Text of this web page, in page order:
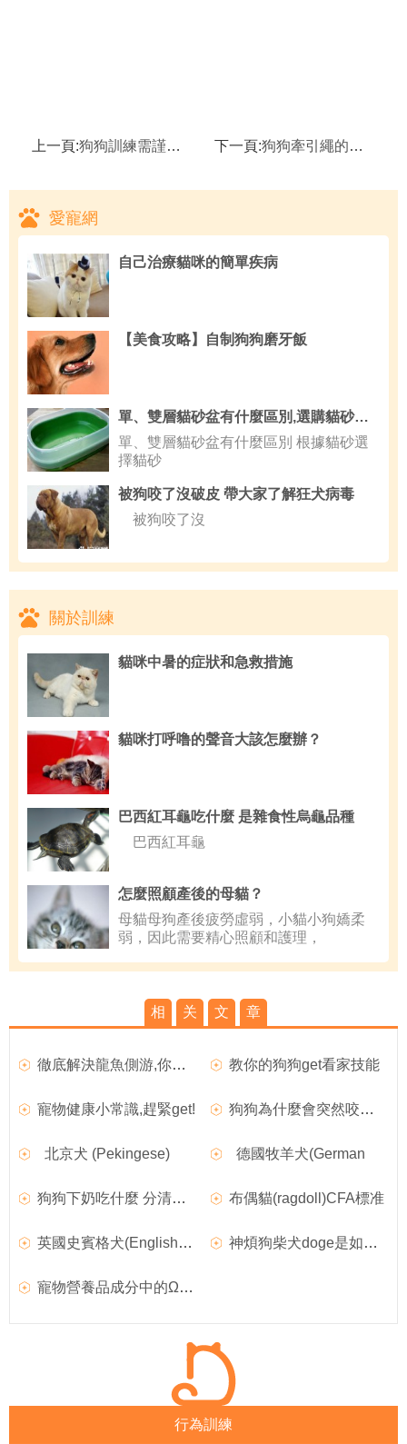
上一頁:狗狗訓練需謹記四大要領,如何訓練狗狗出門打架 下一頁:狗狗牽引繩的佩戴小技巧,狗狗隨行訓練
愛寵網
自己治療貓咪的簡單疾病
【美食攻略】自制狗狗磨牙飯
單、雙層貓砂盆有什麼區別,選購貓砂要點技巧的大公開
單、雙層貓砂盆有什麼區別 根據貓砂選
擇貓砂
被狗咬了沒破皮 帶大家了解狂犬病毒
被狗咬了沒
關於訓練
貓咪中暑的症狀和急救措施
貓咪打呼噜的聲音大該怎麼辦？
巴西紅耳龜吃什麼 是雜食性烏龜品種
巴西紅耳龜
怎麼照顧產後的母貓？
母貓母狗產後疲勞虛弱，小貓小狗嬌柔
弱，因此需要精心照顧和護理，
相 关 文 章
徹底解決龍魚側游,你必須get這些! 教你的狗狗get看家技能
寵物健康小常識,趕緊get! 狗狗為什麼會突然咬人,教你的狗狗get看家技能
北京犬 (Pekingese) 德國牧羊犬(German
狗狗下奶吃什麼 分清原因再用MAG羊奶粉 布偶貓(ragdoll)CFA標准
英國史賓格犬(English Springer Spaniel)品種介紹 神煩狗柴犬doge是如何紅起來的
寵物營養品成分中的Ω3、Ω6、DHA、EPA指的是什麼
行為訓練